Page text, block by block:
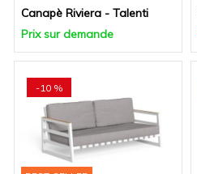
Canapè Riviera - Talenti
Prix sur demande
-10 %